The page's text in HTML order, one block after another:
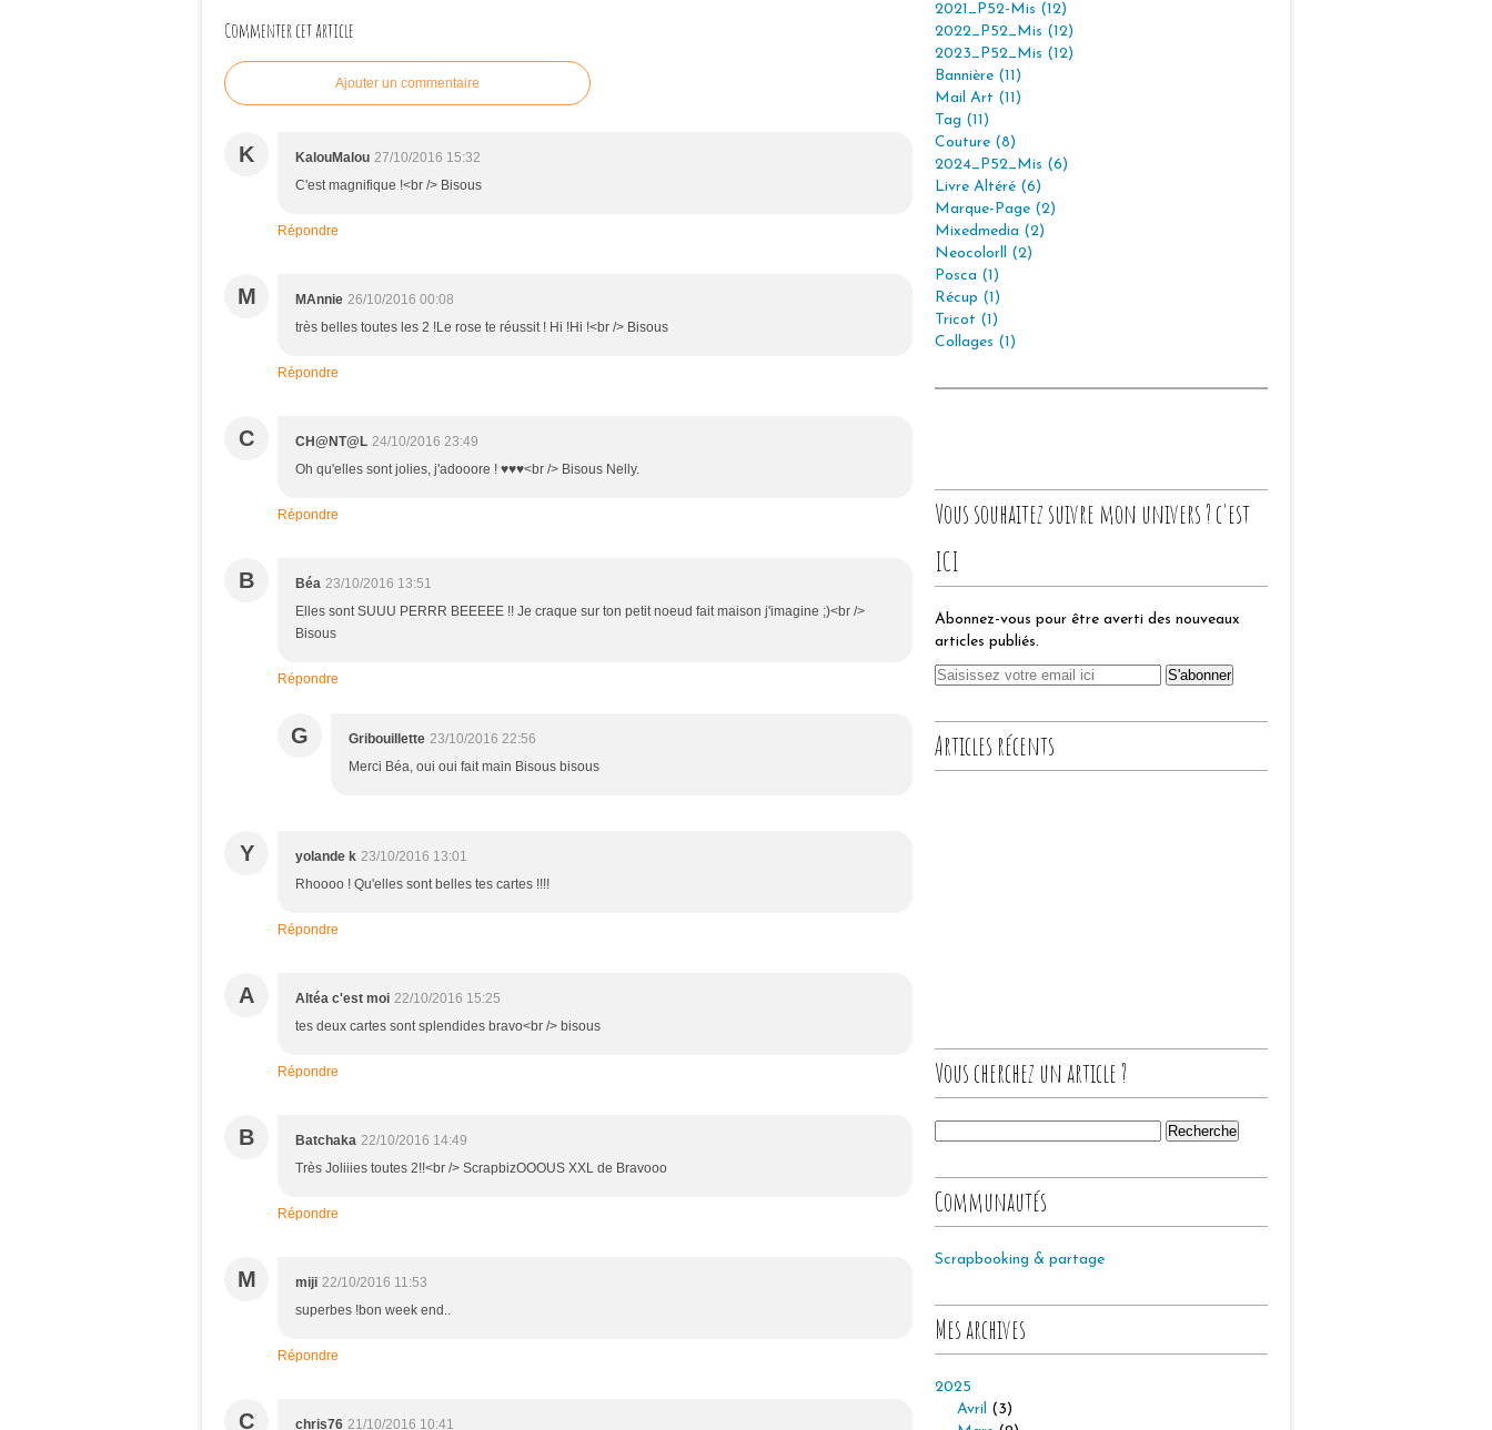
Commenter cet article
Ajouter un commentaire
K KalouMalou 27/10/2016 15:32
C'est magnifique !<br /> Bisous
Répondre
M MAnnie 26/10/2016 00:08
très belles toutes les 2 !Le rose te réussit ! Hi !Hi !<br /> Bisous
Répondre
C CH@NT@L 24/10/2016 23:49
Oh qu'elles sont jolies, j'adooore ! ♥♥♥<br /> Bisous Nelly.
Répondre
B Béa 23/10/2016 13:51
Elles sont SUUU PERRR BEEEEE !! Je craque sur ton petit noeud fait maison j'imagine ;)<br />
Bisous
Répondre
G Gribouillette 23/10/2016 22:56
Merci Béa, oui oui fait main Bisous bisous
Y yolande k 23/10/2016 13:01
Rhoooo ! Qu'elles sont belles tes cartes !!!!
Répondre
A Altéa c'est moi 22/10/2016 15:25
tes deux cartes sont splendides bravo<br /> bisous
Répondre
B Batchaka 22/10/2016 14:49
Très Joliiies toutes 2!!<br /> ScrapbizOOOUS XXL de Bravooo
Répondre
M miji 22/10/2016 11:53
superbes !bon week end..
Répondre
C chris76 21/10/2016 10:41
2021_P52-Mis (12)
2022_P52_Mis (12)
2023_P52_Mis (12)
Bannière (11)
Mail Art (11)
Tag (11)
Couture (8)
2024_P52_Mis (6)
Livre Altéré (6)
Marque-Page (2)
Mixedmedia (2)
Neocolorll (2)
Posca (1)
Récup (1)
Tricot (1)
Collages (1)
Vous souhaitez suivre mon univers ? c'est
ICI
Abonnez-vous pour être averti des nouveaux
articles publiés.
Articles récents
Vous cherchez un article ?
Communautés
Scrapbooking & partage
Mes archives
2025
Avril (3)